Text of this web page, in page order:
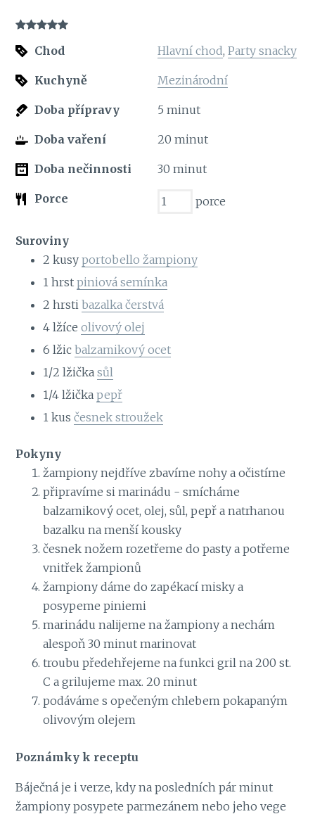
Chod Hlavní chod,Party snacky
Kuchyně Mezinárodní
Doba přípravy 5 minut
Doba vaření 20 minut
Doba nečinnosti 30 minut
Porce porce
Suroviny
2 kusy portobello žampiony
1 hrst piniová semínka
2 hrsti bazalka čerstvá
4 lžíce olivový olej
6 lžic balzamikový ocet
1/2 lžička sůl
1/4 lžička pepř
1 kus česnek stroužek
Pokyny
žampiony nejdříve zbavíme nohy a očistíme
připravíme si marinádu - smícháme
balzamikový ocet, olej, sůl, pepř a natrhanou
bazalku na menší kousky
česnek nožem rozetřeme do pasty a potřeme
vnitřek žampionů
žampiony dáme do zapékací misky a
posypeme piniemi
marinádu nalijeme na žampiony a nechám
alespoň 30 minut marinovat
troubu předehřejeme na funkci gril na 200 st.
C a grilujeme max. 20 minut
podáváme s opečeným chlebem pokapaným
olivovým olejem
Poznámky k receptu
Báječná je i verze, kdy na posledních pár minut
žampiony posypete parmezánem nebo jeho vege